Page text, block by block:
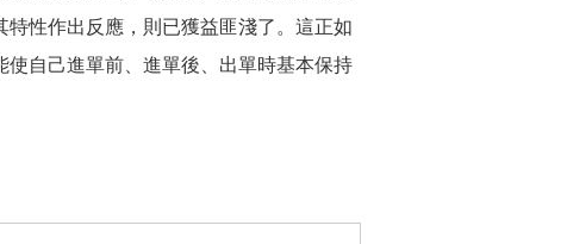
性作出反應，則已獲益匪淺了。這正如
自己進單前、進單後、出單時基本保持